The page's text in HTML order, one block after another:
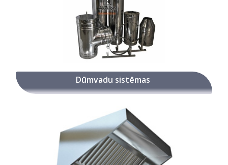
Dūmvadu sistēmas